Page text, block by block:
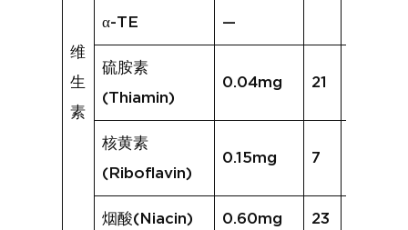
维
生
素
α-TE —
硫胺素
(Thiamin)
0.04mg 21
核黄素
(Riboflavin)
0.15mg 7
烟酸(Niacin) 0.60mg 23